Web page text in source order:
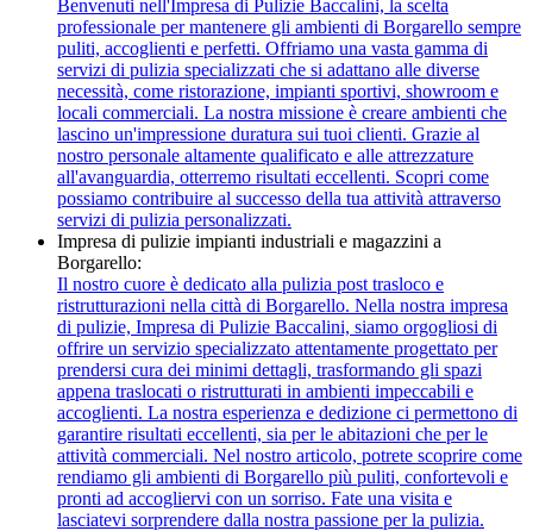
Benvenuti nell'Impresa di Pulizie Baccalini, la scelta
professionale per mantenere gli ambienti di Borgarello sempre
puliti, accoglienti e perfetti. Offriamo una vasta gamma di
servizi di pulizia specializzati che si adattano alle diverse
necessità, come ristorazione, impianti sportivi, showroom e
locali commerciali. La nostra missione è creare ambienti che
lascino un'impressione duratura sui tuoi clienti. Grazie al
nostro personale altamente qualificato e alle attrezzature
all'avanguardia, otterremo risultati eccellenti. Scopri come
possiamo contribuire al successo della tua attività attraverso
servizi di pulizia personalizzati.
Impresa di pulizie impianti industriali e magazzini a
Borgarello:
Il nostro cuore è dedicato alla pulizia post trasloco e
ristrutturazioni nella città di Borgarello. Nella nostra impresa
di pulizie, Impresa di Pulizie Baccalini, siamo orgogliosi di
offrire un servizio specializzato attentamente progettato per
prendersi cura dei minimi dettagli, trasformando gli spazi
appena traslocati o ristrutturati in ambienti impeccabili e
accoglienti. La nostra esperienza e dedizione ci permettono di
garantire risultati eccellenti, sia per le abitazioni che per le
attività commerciali. Nel nostro articolo, potrete scoprire come
rendiamo gli ambienti di Borgarello più puliti, confortevoli e
pronti ad accogliervi con un sorriso. Fate una visita e
lasciatevi sorprendere dalla nostra passione per la pulizia.